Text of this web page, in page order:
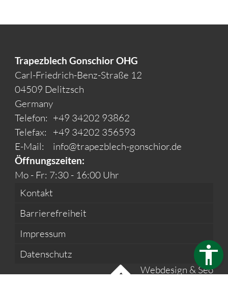
Trapezblech Gonschior OHG
Carl-Friedrich-Benz-Straße 12
04509 Delitzsch
Germany
Telefon: +49 34202 93862
Telefax:
+49 34202 356593
E-Mail:
info@trapezblech-gonschior.de
Öffnungszeiten:
Mo - Fr: 7:30 - 16:00 Uhr
Kontakt
Barrierefreiheit
Impressum
Datenschutz
Webdesign & Seo